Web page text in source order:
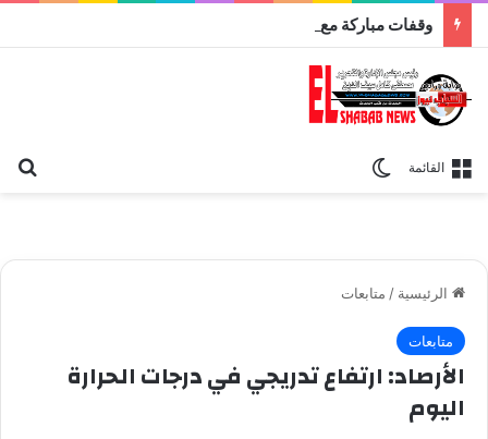
القائمة
الرئيسية / متابعات
متابعات
الأرصاد: ارتفاع تدريجي في درجات الحرارة
اليوم